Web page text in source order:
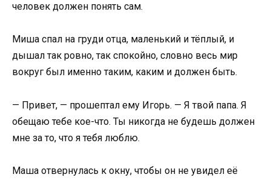
человек должен понять сам.
Миша спал на груди отца, маленький и тёплый, и
дышал так ровно, так спокойно, словно весь мир
вокруг был именно таким, каким и должен быть.
— Привет, — прошептал ему Игорь. — Я твой папа. Я
обещаю тебе кое-что. Ты никогда не будешь должен
мне за то, что я тебя люблю.
Маша отвернулась к окну, чтобы он не увидел её